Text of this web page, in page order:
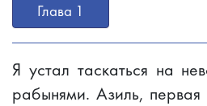
Глава 1
Я устал таскаться на
рабынями. Азиль,